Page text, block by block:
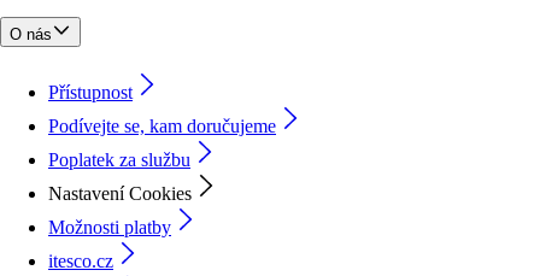
O nás
Přístupnost
Podívejte se, kam doručujeme
Poplatek za službu
Nastavení Cookies
Možnosti platby
itesco.cz